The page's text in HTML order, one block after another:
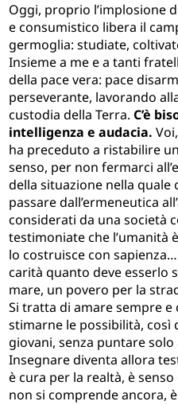
Oggi, proprio l’implosione
e consumistico libera il
germoglia: studiate,
Insieme a me e a tanti
della pace vera: pace
perseverante, lavorando
custodia della Terra.C’è
intelligenza e audacia.
ha preceduto a ristabilire
senso, per non fermarci
della situazione nella quale
passare dall’ermeneutica
considerati da una società
testimoniate che l’umanità
lo costruisce con
carità quanto deve esserlo
mare, un povero per la
Si tratta di amare sempre
stimarne le possibilità, così
giovani, senza puntare
Insegnare diventa allora
è cura per la realtà, è
non si comprende ancora,